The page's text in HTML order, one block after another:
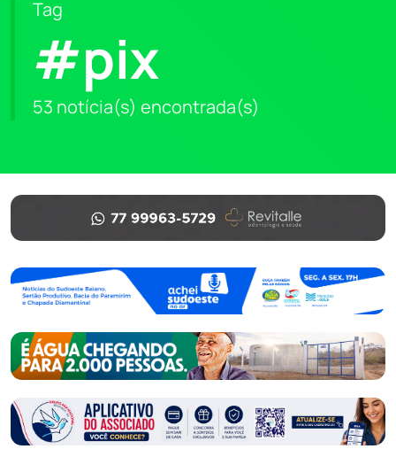
Tag
#pix
53 notícia(s) encontrada(s)